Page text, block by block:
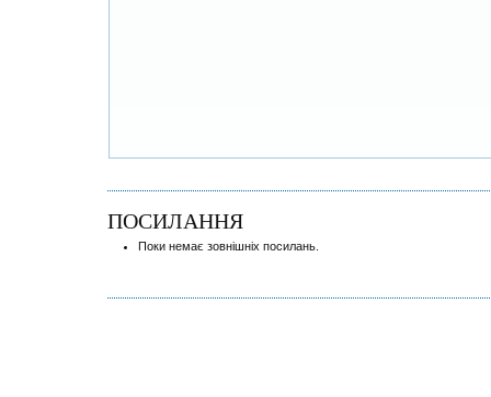
ПОСИЛАННЯ
Поки немає зовнішніх посилань.